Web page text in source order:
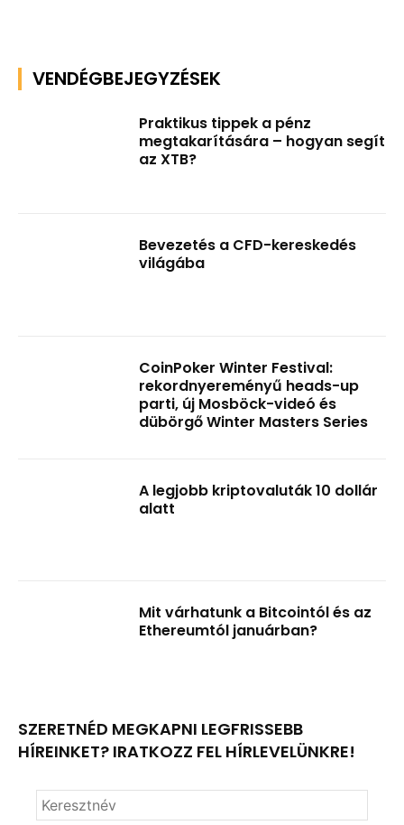
VENDÉGBEJEGYZÉSEK
Praktikus tippek a pénz
megtakarítására – hogyan segít
az XTB?
Bevezetés a CFD-kereskedés
világába
CoinPoker Winter Festival:
rekordnyereményű heads-up
parti, új Mosböck-videó és
dübörgő Winter Masters Series
A legjobb kriptovaluták 10 dollár
alatt
Mit várhatunk a Bitcointól és az
Ethereumtól januárban?
SZERETNÉD MEGKAPNI LEGFRISSEBB
HÍREINKET? IRATKOZZ FEL HÍRLEVELÜNKRE!